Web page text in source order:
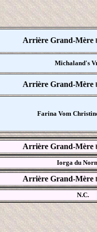
Arrière Grand-Mère
Michaland's
Arrière Grand-Mère
Farina Vom
Arrière Grand-Mère
Iorga du
Arrière Grand-Mère
N.C.